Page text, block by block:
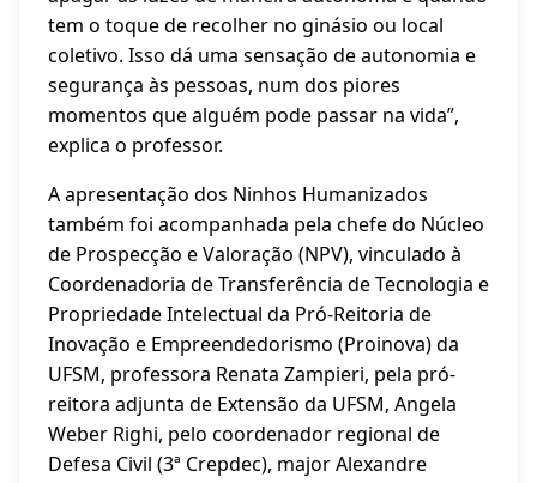
tem o toque de recolher no ginásio ou local
coletivo. Isso dá uma sensação de autonomia e
segurança às pessoas, num dos piores
momentos que alguém pode passar na vida”,
explica o professor.
A apresentação dos Ninhos Humanizados
também foi acompanhada pela chefe do Núcleo
de Prospecção e Valoração (NPV), vinculado à
Coordenadoria de Transferência de Tecnologia e
Propriedade Intelectual da Pró-Reitoria de
Inovação e Empreendedorismo (Proinova) da
UFSM, professora Renata Zampieri, pela pró-
reitora adjunta de Extensão da UFSM, Angela
Weber Righi, pelo coordenador regional de
Defesa Civil (3ª Crepdec), major Alexandre